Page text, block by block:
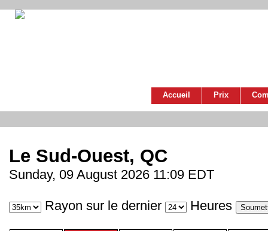
Accueil Prix
Le Sud-Ouest, QC
Sunday, 09 August 2026 11:09 EDT
Rayon sur le dernier Heures